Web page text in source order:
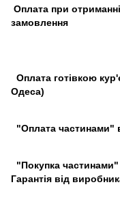
Оплата при
замовлення
Оплата готівкою
Одеса)
"Оплата частинами"
"Покупка
Гарантія від